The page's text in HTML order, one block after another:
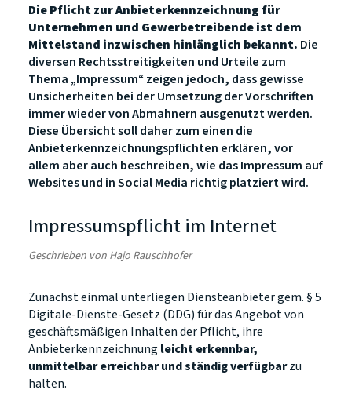
Die Pflicht zur Anbieterkennzeichnung für
Unternehmen und Gewerbetreibende ist dem
Mittelstand inzwischen hinlänglich bekannt. Die
diversen Rechtsstreitigkeiten und Urteile zum
Thema „Impressum“ zeigen jedoch, dass gewisse
Unsicherheiten bei der Umsetzung der Vorschriften
immer wieder von Abmahnern ausgenutzt werden.
Diese Übersicht soll daher zum einen die
Anbieterkennzeichnungspflichten erklären, vor
allem aber auch beschreiben, wie das Impressum auf
Websites und in Social Media richtig platziert wird.
Impressumspflicht im Internet
Geschrieben von Hajo Rauschhofer
Zunächst einmal unterliegen Diensteanbieter gem. § 5
Digitale-Dienste-Gesetz (DDG) für das Angebot von
geschäftsmäßigen Inhalten der Pflicht, ihre
Anbieterkennzeichnung leicht erkennbar,
unmittelbar erreichbar und ständig verfügbarzu
halten.